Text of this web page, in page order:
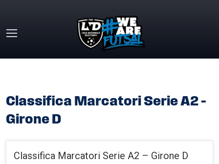
Classifica Marcatori Serie A2 –
Girone D
Classifica Marcatori Serie A2 – Girone D